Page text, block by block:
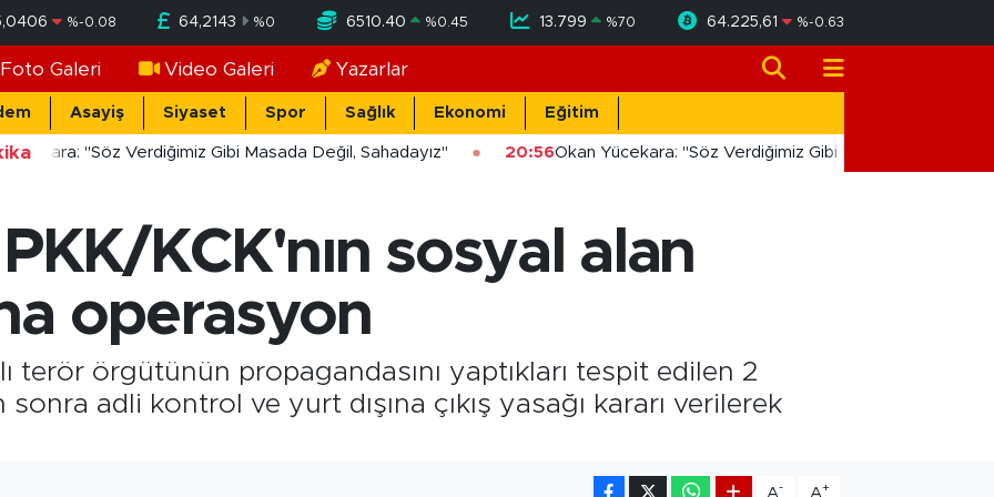
%-0.08 64,2143 %0 6510.40 %0.45 13.799 %70 64.225,61 %-0.63
Foto Galeri Video Galeri Yazarlar
Asayiş Siyaset Spor Sağlık Ekonomi Eğitim
"Söz Verdiğimiz Gibi Masada Değil, Sahadayız" 20:56Okan Yücekara: "Söz Verdiğimiz Gibi Masada Değil,
KCK'nın sosyal alan
operasyon
terör örgütünün propagandasını yaptıkları tespit edilen 2
sonra adli kontrol ve yurt dışına çıkış yasağı kararı verilerek
A- A+